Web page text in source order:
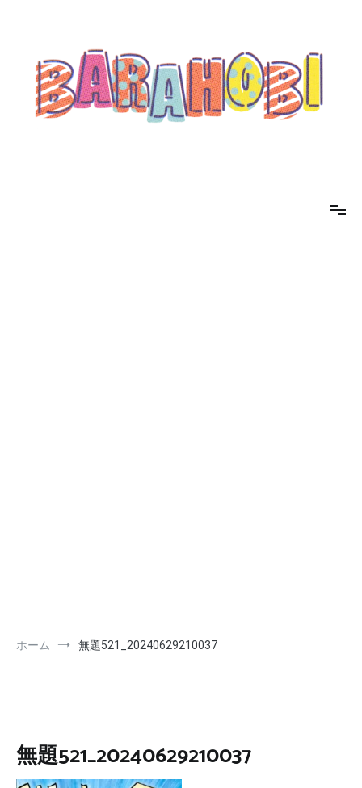
ホーム 無題521_20240629210037
無題521_20240629210037